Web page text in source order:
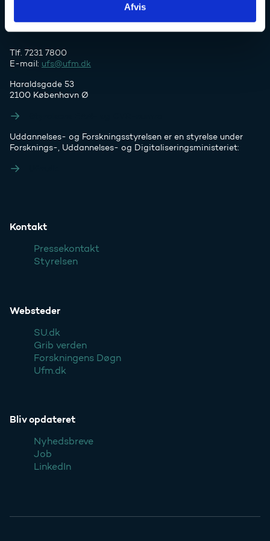
Afvis
Tlf. 7231 7800
E-mail: ufs@ufm.dk
Haraldsgade 53
2100 København Ø
Uddannelses- og Forskningsstyrelsen er en styrelse under
Forsknings-, Uddannelses- og Digitaliseringsministeriet:
Kontakt
Pressekontakt
Styrelsen
Websteder
SU.dk
Grib verden
Forskningens Døgn
Ufm.dk
Bliv opdateret
Nyhedsbreve
Job
LinkedIn